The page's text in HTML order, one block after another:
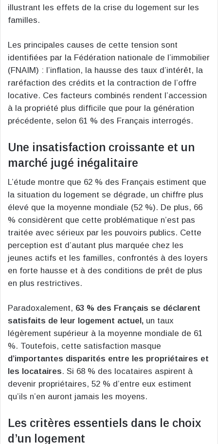
illustrant les effets de la crise du logement sur les
familles.
Les principales causes de cette tension sont
identifiées par la Fédération nationale de l’immobilier
(FNAIM) : l’inflation, la hausse des taux d’intérêt, la
raréfaction des crédits et la contraction de l’offre
locative. Ces facteurs combinés rendent l’accession
à la propriété plus difficile que pour la génération
précédente, selon 61 % des Français interrogés.
Une insatisfaction croissante et un
marché jugé inégalitaire
L’étude montre que 62 % des Français estiment que
la situation du logement se dégrade, un chiffre plus
élevé que la moyenne mondiale (52 %). De plus, 66
% considèrent que cette problématique n’est pas
traitée avec sérieux par les pouvoirs publics. Cette
perception est d’autant plus marquée chez les
jeunes actifs et les familles, confrontés à des loyers
en forte hausse et à des conditions de prêt de plus
en plus restrictives.
Paradoxalement, 63 % des Français se déclarent
satisfaits de leur logement actuel, un taux
légèrement supérieur à la moyenne mondiale de 61
%. Toutefois, cette satisfaction masque
d’importantes disparités entre les propriétaires et
les locataires. Si 68 % des locataires aspirent à
devenir propriétaires, 52 % d’entre eux estiment
qu’ils n’en auront jamais les moyens.
Les critères essentiels dans le choix
d’un logement